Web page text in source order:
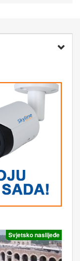
Svjetsko naslijeđe